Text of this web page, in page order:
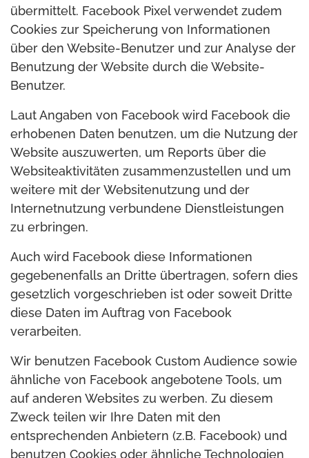
übermittelt. Facebook Pixel verwendet zudem
Cookies zur Speicherung von Informationen
über den Website-Benutzer und zur Analyse der
Benutzung der Website durch die Website-
Benutzer.
Laut Angaben von Facebook wird Facebook die
erhobenen Daten benutzen, um die Nutzung der
Website auszuwerten, um Reports über die
Websiteaktivitäten zusammenzustellen und um
weitere mit der Websitenutzung und der
Internetnutzung verbundene Dienstleistungen
zu erbringen.
Auch wird Facebook diese Informationen
gegebenenfalls an Dritte übertragen, sofern dies
gesetzlich vorgeschrieben ist oder soweit Dritte
diese Daten im Auftrag von Facebook
verarbeiten.
Wir benutzen Facebook Custom Audience sowie
ähnliche von Facebook angebotene Tools, um
auf anderen Websites zu werben. Zu diesem
Zweck teilen wir Ihre Daten mit den
entsprechenden Anbietern (z.B. Facebook) und
benutzen Cookies oder ähnliche Technologien